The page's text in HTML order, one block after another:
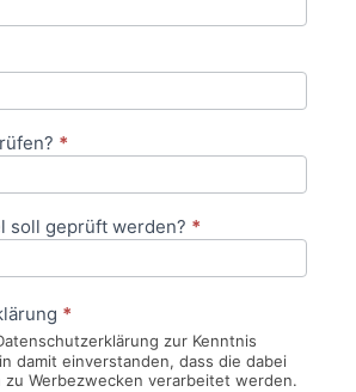
*
soll geprüft werden? *
*
zur Kenntnis
damit einverstanden, dass die dabei
zu Werbezwecken verarbeitet werden.